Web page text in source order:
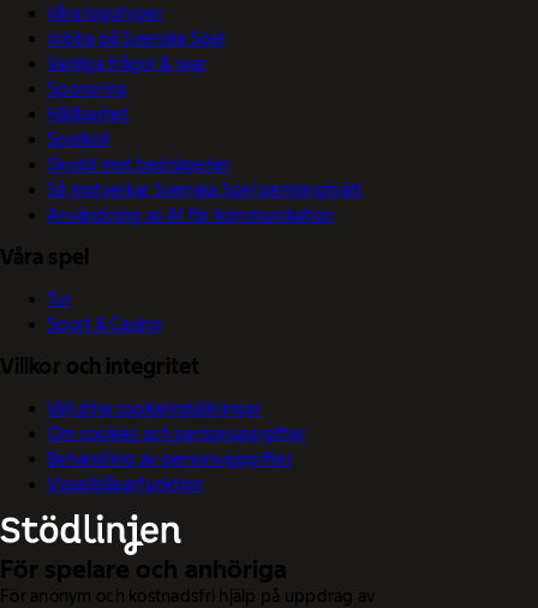
Våra logotyper
Jobba på Svenska Spel
Vanliga frågor & svar
Sponsring
Hållbarhet
Spelkoll
Skydd mot bedrägerier
Så motverkar Svenska Spel penningtvätt
Användning av AI för kommunikation
Våra spel
Tur
Sport & Casino
Villkor och integritet
Välj dina cookieinställningar
Om cookies och personuppgifter
Behandling av personuppgifter
Visselblåsarfunktion
För spelare och anhöriga
För anonym och kostnadsfri hjälp på uppdrag av